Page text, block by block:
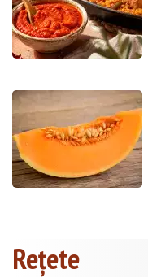
Rețete